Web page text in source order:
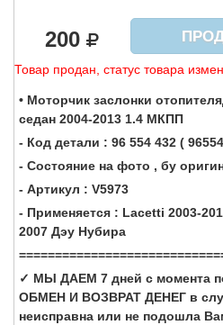
200
Товар продан, статус товара
• Моторчик заслонки
седан 2004-2013 1.4 МКПП
- Код детали : 96 554 432 (
- Состояние на фото , бу
- Артикул : V5973
- Применяется : Lacetti 2003-
2007 Дэу Нубира
✓ МЫ ДАЕМ 7 дней с момента
ОБМЕН И ВОЗВРАТ ДЕНЕГ в
неисправна или не подошла